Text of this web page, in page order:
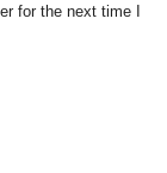
for the next time I